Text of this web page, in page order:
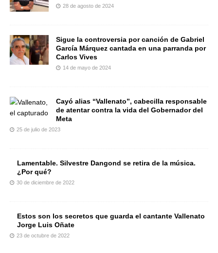
28 de agosto de 2024
Sigue la controversia por canción de Gabriel
García Márquez cantada en una parranda por
Carlos Vives
14 de mayo de 2024
Cayó alias “Vallenato”, cabecilla responsable
de atentar contra la vida del Gobernador del
Meta
25 de julio de 2023
Lamentable. Silvestre Dangond se retira de la música.
¿Por qué?
30 de diciembre de 2022
Estos son los secretos que guarda el cantante Vallenato
Jorge Luis Oñate
23 de octubre de 2022